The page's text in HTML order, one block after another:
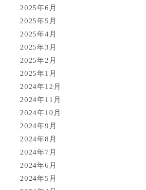
2025年6月
2025年5月
2025年4月
2025年3月
2025年2月
2025年1月
2024年12月
2024年11月
2024年10月
2024年9月
2024年8月
2024年7月
2024年6月
2024年5月